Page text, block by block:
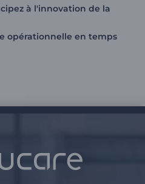
à l'innovation de la
opérationnelle en temps